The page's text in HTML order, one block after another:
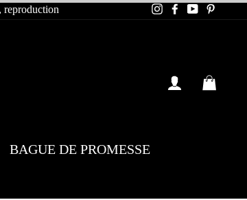
reproduction InstagramFacebookYouTube
SE
BAGUE DE PROMESSE